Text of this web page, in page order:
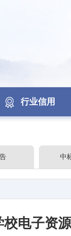
行业信用
中
电子资